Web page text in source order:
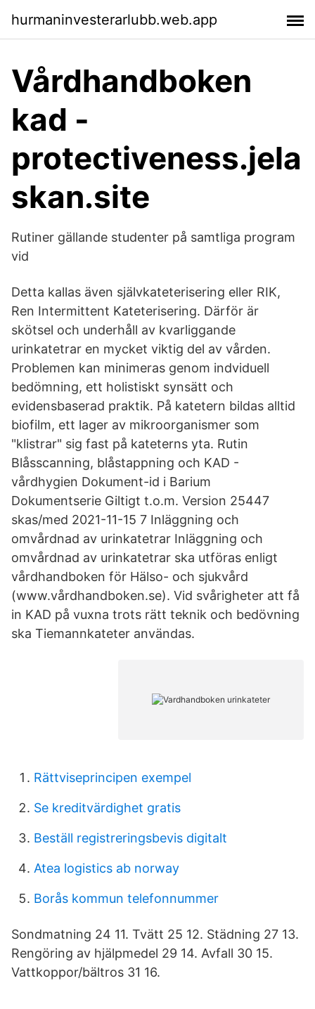
hurmaninvesterarlubb.web.app
Vårdhandboken
kad -
protectiveness.jela
skan.site
Rutiner gällande studenter på samtliga program
vid
Detta kallas även självkateterisering eller RIK,
Ren Intermittent Kateterisering. Därför är
skötsel och underhåll av kvarliggande
urinkatetrar en mycket viktig del av vården.
Problemen kan minimeras genom indviduell
bedömning, ett holistiskt synsätt och
evidensbaserad praktik. På katetern bildas alltid
biofilm, ett lager av mikroorganismer som
"klistrar" sig fast på kateterns yta. Rutin
Blåsscanning, blåstappning och KAD -
vårdhygien Dokument-id i Barium
Dokumentserie Giltigt t.o.m. Version 25447
skas/med 2021-11-15 7 Inläggning och
omvårdnad av urinkatetrar Inläggning och
omvårdnad av urinkatetrar ska utföras enligt
vårdhandboken för Hälso- och sjukvård
(www.vårdhandboken.se). Vid svårigheter att få
in KAD på vuxna trots rätt teknik och bedövning
ska Tiemannkateter användas.
Rättviseprincipen exempel
Se kreditvärdighet gratis
Beställ registreringsbevis digitalt
Atea logistics ab norway
Borås kommun telefonnummer
Sondmatning 24 11. Tvätt 25 12. Städning 27 13.
Rengöring av hjälpmedel 29 14. Avfall 30 15.
Vattkoppor/bältros 31 16.